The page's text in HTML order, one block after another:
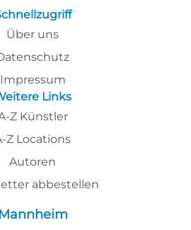
Über uns
Impressum
Links
Z Künstler
Z Locations
Autoren
abbestellen
Mannheim